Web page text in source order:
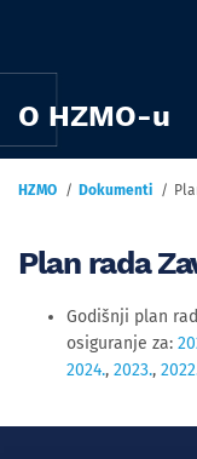
O HZMO-u
HZMO Dokumenti
Plan rada
Godišnji plan
osiguranje za:
2024., 2023.,